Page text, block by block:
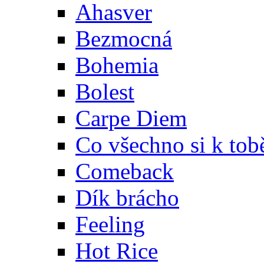
Ahasver
Bezmocná
Bohemia
Bolest
Carpe Diem
Co všechno si k
Comeback
Dík brácho
Feeling
Hot Rice